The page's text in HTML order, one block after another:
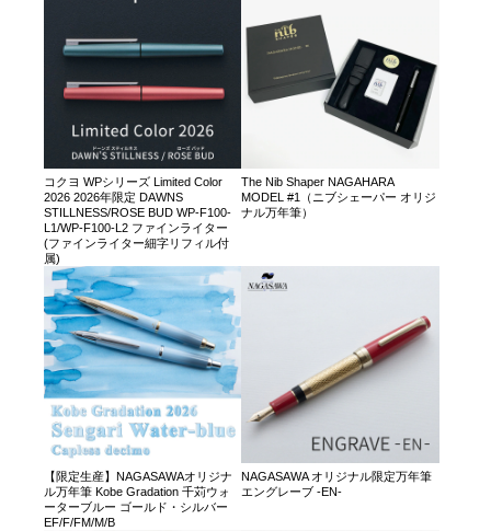
コクヨ WPシリーズ Limited Color
2026 2026年限定 DAWNS
STILLNESS/ROSE BUD WP-F100-
L1/WP-F100-L2 ファインライター
(ファインライター細字リフィル付
属)
The Nib Shaper NAGAHARA
MODEL #1（ニブシェーパー オリジ
ナル万年筆）
【限定生産】NAGASAWAオリジナ
ル万年筆 Kobe Gradation 千苅ウォ
ーターブルー ゴールド・シルバー
EF/F/FM/M/B
NAGASAWA オリジナル限定万年筆
エングレーブ -EN-